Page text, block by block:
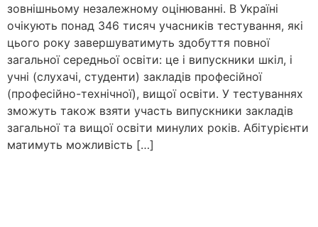
зовнішньому незалежному оцінюванні. В Україні
очікують понад 346 тисяч учасників тестування, які
цього року завершуватимуть здобуття повної
загальної середньої освіти: це і випускники шкіл, і
учні (слухачі, студенти) закладів професійної
(професійно-технічної), вищої освіти. У тестуваннях
зможуть також взяти участь випускники закладів
загальної та вищої освіти минулих років. Абітурієнти
матимуть можливість […]